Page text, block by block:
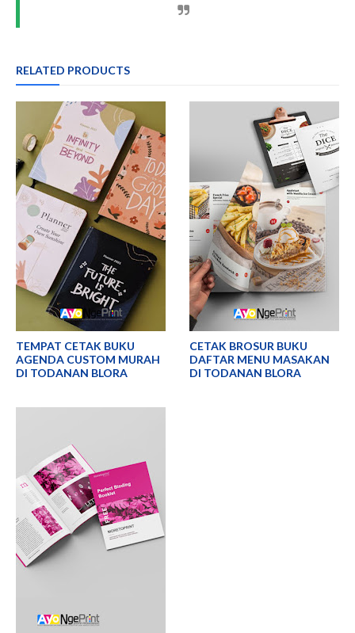
RELATED PRODUCTS
TEMPAT CETAK BUKU
AGENDA CUSTOM MURAH
DI TODANAN BLORA
CETAK BROSUR BUKU
DAFTAR MENU MASAKAN
DI TODANAN BLORA